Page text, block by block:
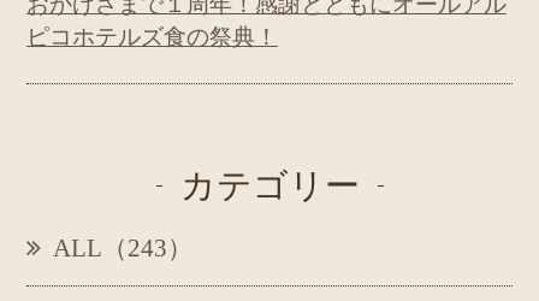
ピコホテルズ食の祭典！
カテゴリー
ALL（243）